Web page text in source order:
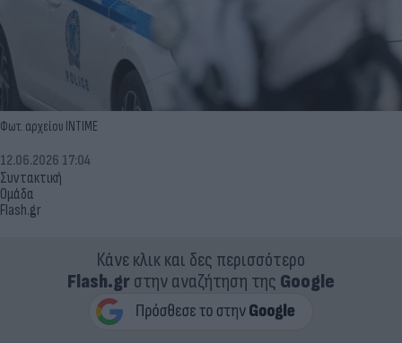
Φωτ. αρχείου INTIME
Συντακτική
Ομάδα
Flash.gr
12.06.2026 17:04
Κάνε κλικ και δες περισσότερο
Flash.grστην αναζήτηση της Google